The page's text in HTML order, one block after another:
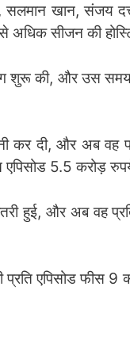
सलमान खान, संजय
अधिक सीजन की
शुरू की, और उस
कर दी, और अब
एपिसोड 5.5 करोड़
हुई, और अब वह
प्रति एपिसोड फीस